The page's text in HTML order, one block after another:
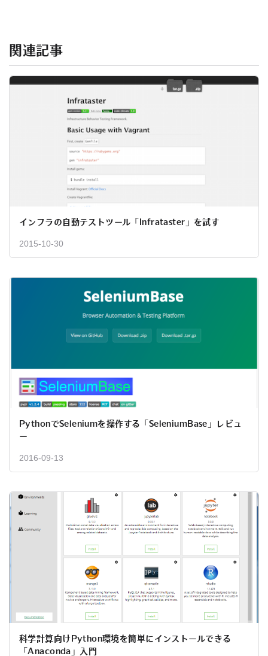
関連記事
インフラの自動テストツール「Infrataster」を試す
2015-10-30
PythonでSeleniumを操作する「SeleniumBase」レビュ
ー
2016-09-13
科学計算向けPython環境を簡単にインストールできる
「Anaconda」入門